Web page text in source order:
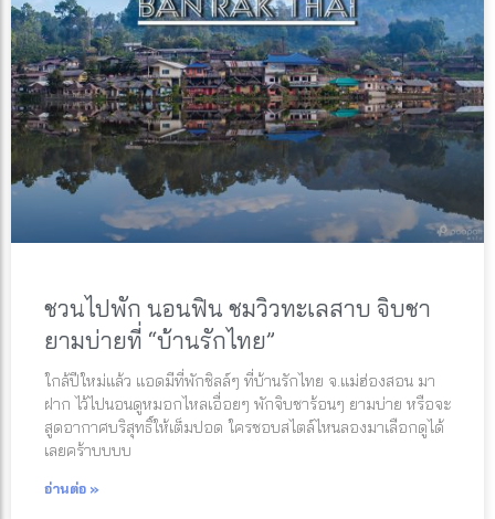
ชวนไปพัก นอนฟิน ชมวิวทะเลสาบ จิบชา
ยามบ่ายที่ “บ้านรักไทย”
ใกล้ปีใหม่แล้ว แอดมีที่พักชิลล์ๆ ที่บ้านรักไทย จ.แม่ฮ่องสอน มา
ฝาก ไว้ไปนอนดูหมอกไหลเอื่อยๆ พักจิบชาร้อนๆ ยามบ่าย หรือจะ
สูดอากาศบริสุทธิ์ให้เต็มปอด ใครชอบสไตล์ไหนลองมาเลือกดูได้
เลยคร้าบบบบ
อ่านต่อ »